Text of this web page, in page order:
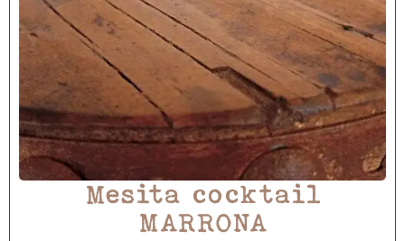
Mesita cocktail
MARRONA